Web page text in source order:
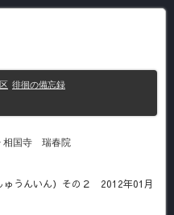
徘徊の備忘録
相国寺 瑞春院
うんいん）その２ 2012年01月